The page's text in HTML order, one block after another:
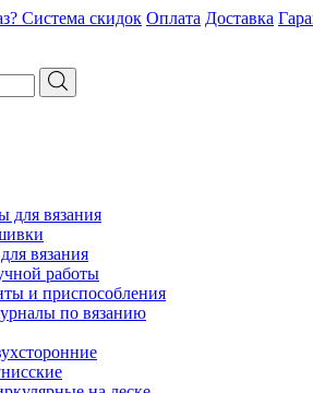
Система скидок Оплата Доставка
для вязания
вязания
работы
и приспособления
по вязанию